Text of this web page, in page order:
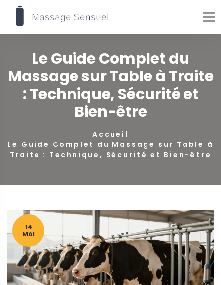
Le Guide Complet du
Massage sur Table à Traite
: Technique, Sécurité et
Bien-être
Accueil
Le Guide Complet du Massage sur Table à
Traite : Technique, Sécurité et Bien-être
14
MAI